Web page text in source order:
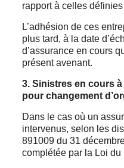
rapport à celles
L’adhésion de ces
plus tard, à la date
d’assurance en cours
présent avenant.
3.Sinistres en cours à
pour changement
Dans le cas où un
intervenus, selon les
891009 du 31
complétée par la Loi du